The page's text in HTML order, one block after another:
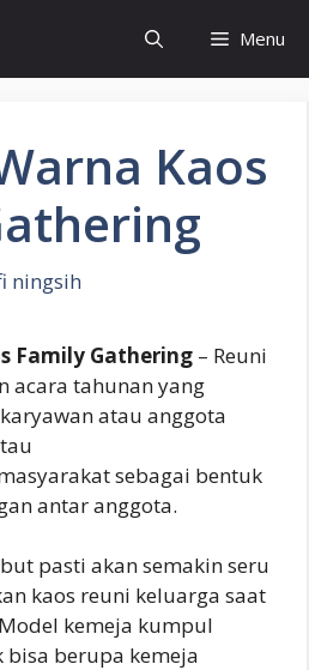
Menu
Kaos
ningsih
Family Gathering – Reuni
acara tahunan yang
atau anggota
sebagai bentuk
antar anggota.
pasti akan semakin seru
kaos reuni keluarga saat
kemeja kumpul
bisa berupa kemeja